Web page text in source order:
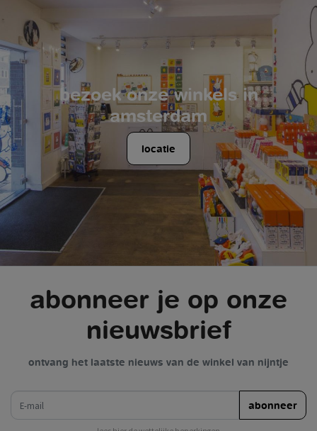
bezoek onze winkels in
amsterdam
locatie
abonneer je op onze
nieuwsbrief
ontvang het laatste nieuws van de winkel van nijntje
abonneer